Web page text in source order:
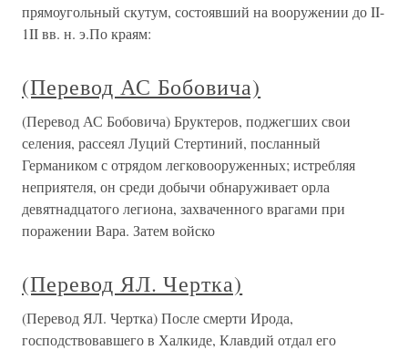
прямоугольный скутум, состоявший на вооружении до II-
1II вв. н. э.По краям:
(Перевод АС Бобовича)
(Перевод АС Бобовича) Бруктеров, поджегших свои
селения, рассеял Луций Стертиний, посланный
Германиком с отрядом легковооруженных; истребляя
неприятеля, он среди добычи обнаруживает орла
девятнадцатого легиона, захваченного врагами при
поражении Вара. Затем войско
(Перевод ЯЛ. Чертка)
(Перевод ЯЛ. Чертка) После смерти Ирода,
господствовавшего в Халкиде, Клавдий отдал его